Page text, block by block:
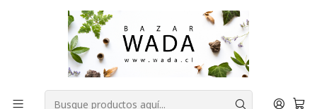
COMPRA FÁCIL, RAPIDA Y 100% SEGURA
DESPENSA A GRANEL MIX-MANI SABORES 1 KILO